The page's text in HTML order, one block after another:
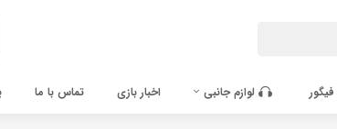
لوازم جانبی اخبار بازی تماس با ما